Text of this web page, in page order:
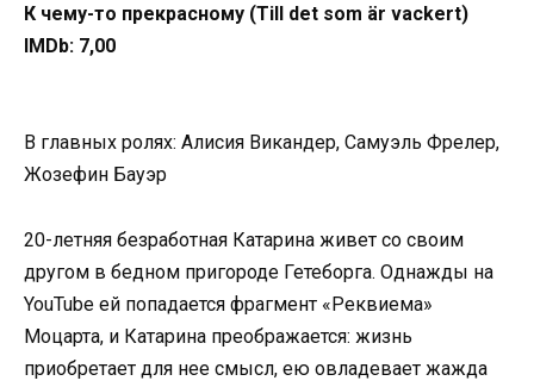
К чему-то прекрасному (Till det som är vackert)
IMDb: 7,00
В главных ролях: Алисия Викандер, Самуэль Фрелер,
Жозефин Бауэр
20-летняя безработная Катарина живет со своим
другом в бедном пригороде Гетеборга. Однажды на
YouTube ей попадается фрагмент «Реквиема»
Моцарта, и Катарина преображается: жизнь
приобретает для нее смысл, ею овладевает жажда